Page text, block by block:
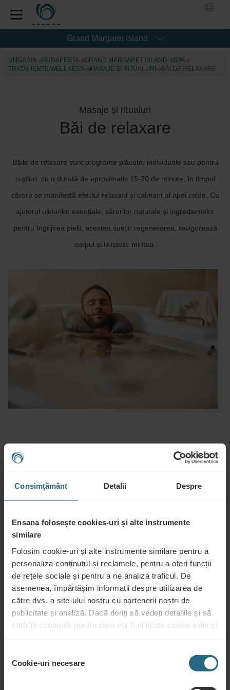
Consimțământ Detalii Despre
Ensana folosește cookies-uri și alte instrumente
similare
Folosim cookie-uri și alte instrumente similare pentru a
personaliza conținutul și reclamele, pentru a oferi funcții
de rețele sociale și pentru a ne analiza traficul. De
asemenea, împărtășim informații despre utilizarea de
către dvs. a site-ului nostru cu partenerii noștri de
publicitate și analiză. Dacă doriți să vedeți detaliile și să
stabiliți scopurile pentru care vor fi utilizate cookie-urile și
clienți, continuați cu butonul „Activați tot”.
consimțământului
Cookie-uri necesare
Grand Margaret Island
UNGARIA BUDAPESTA GRAND MARGARET ISLAND
SPA
TRATAMENTE WELLNESS
MASAJE ȘI RITUALURI BĂI DE RELAXARE
Masaje și ritualuri
Băi de relaxare
Băile de relaxare sunt programe plăcute, individuale sau pentru
cupluri, cu o durată de aproximativ 15-20 de minute, în timpul
cărora se manifestă efectul relaxant și calmant al apei calde. Cu
ajutorul uleiurilor esențiale, sărurilor naturale și ingredientelor
pentru îngrijirea pielii, acestea susțin regenerarea, revigorează
corpul și liniștesc mintea.
Vă rugăm să ne contactați pentru orice întrebare legată de hotelurile noastre
Ensana, sau de serviciile noastre. Pentru întrebări și răspunsuri legate de
Rezervări
Rezervați cele mai bune oferte aici. Dacă doriți să vă înscrieți în programul
nostru de loialitate pentru reduceri și beneficii suplimentare sau pur și simplu
doriți să primiți buletine informative despre toate noutățile, faceți click aici.
Cerere ofertă
Trimiteți cererea dvs., pentru a vă pregăti cea mai bună ofertă posibilă. Vom